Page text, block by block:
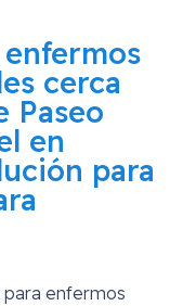
cerca
Paseo
en
para
para enfermos